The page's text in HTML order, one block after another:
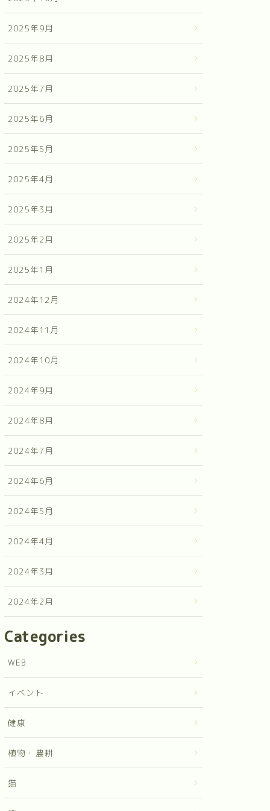
2025年9月
2025年8月
2025年7月
2025年6月
2025年5月
2025年4月
2025年3月
2025年2月
2025年1月
2024年12月
2024年11月
2024年10月
2024年9月
2024年8月
2024年7月
2024年6月
2024年5月
2024年4月
2024年3月
2024年2月
Categories
WEB
イベント
健康
植物・農耕
猫